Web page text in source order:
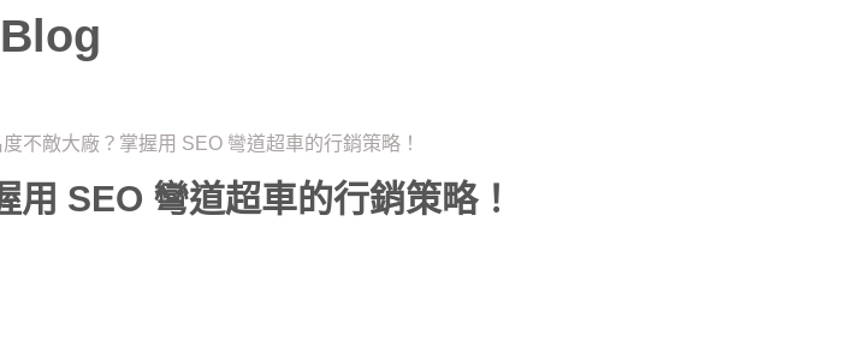
Blog
不敵大廠？掌握用 SEO 彎道超車的行銷策略！
SEO 彎道超車的行銷策略！